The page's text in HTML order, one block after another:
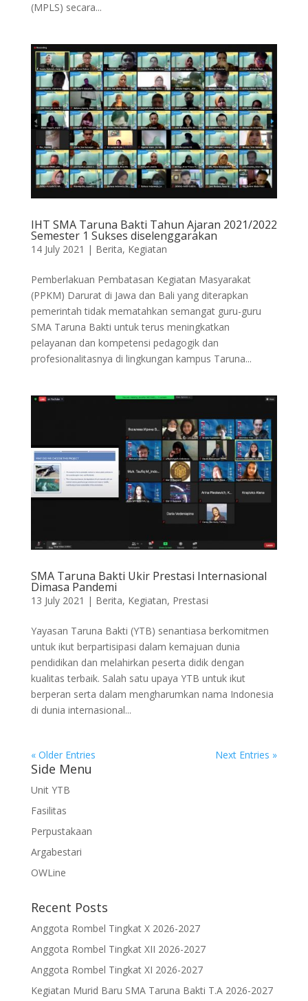
(MPLS) secara...
IHT SMA Taruna Bakti Tahun Ajaran 2021/2022
Semester 1 Sukses diselenggarakan
14 July 2021 | Berita, Kegiatan
Pemberlakuan Pembatasan Kegiatan Masyarakat
(PPKM) Darurat di Jawa dan Bali yang diterapkan
pemerintah tidak mematahkan semangat guru-guru
SMA Taruna Bakti untuk terus meningkatkan
pelayanan dan kompetensi pedagogik dan
profesionalitasnya di lingkungan kampus Taruna...
SMA Taruna Bakti Ukir Prestasi Internasional
Dimasa Pandemi
13 July 2021 | Berita, Kegiatan, Prestasi
Yayasan Taruna Bakti (YTB) senantiasa berkomitmen
untuk ikut berpartisipasi dalam kemajuan dunia
pendidikan dan melahirkan peserta didik dengan
kualitas terbaik. Salah satu upaya YTB untuk ikut
berperan serta dalam mengharumkan nama Indonesia
di dunia internasional...
« Older Entries Next Entries »
Side Menu
Unit YTB
Fasilitas
Perpustakaan
Argabestari
OWLine
Recent Posts
Anggota Rombel Tingkat X 2026-2027
Anggota Rombel Tingkat XII 2026-2027
Anggota Rombel Tingkat XI 2026-2027
Kegiatan Murid Baru SMA Taruna Bakti T.A 2026-2027